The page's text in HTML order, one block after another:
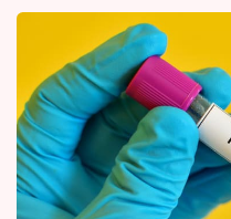
Celebrity
Vztahy
Seriály
Horoskopy